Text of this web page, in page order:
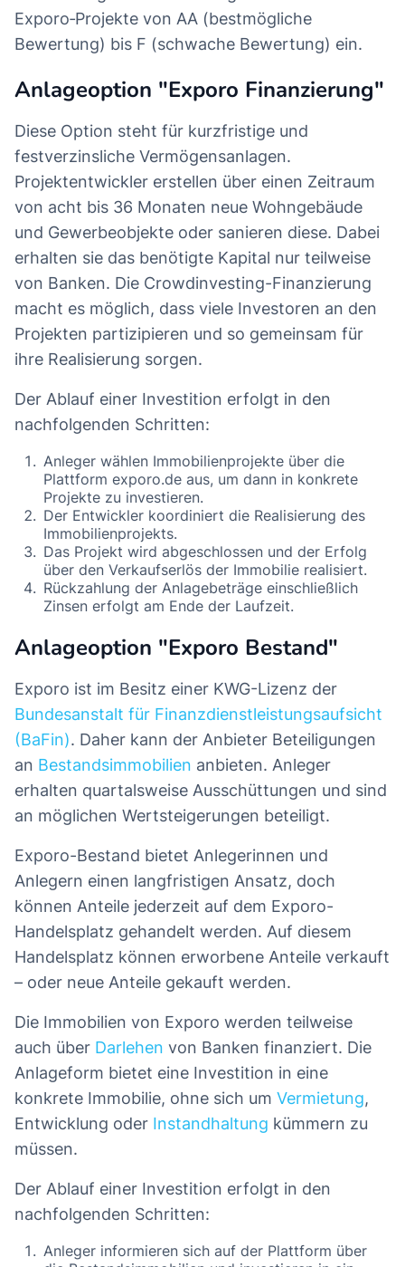
Exporo‑Projekte von AA (bestmögliche
Bewertung) bis F (schwache Bewertung) ein.
Anlageoption "Exporo Finanzierung"
Diese Option steht für kurzfristige und
festverzinsliche Vermögensanlagen.
Projektentwickler erstellen über einen Zeitraum
von acht bis 36 Monaten neue Wohngebäude
und Gewerbeobjekte oder sanieren diese. Dabei
erhalten sie das benötigte Kapital nur teilweise
von Banken. Die Crowdinvesting-Finanzierung
macht es möglich, dass viele Investoren an den
Projekten partizipieren und so gemeinsam für
ihre Realisierung sorgen.
Der Ablauf einer Investition erfolgt in den
nachfolgenden Schritten:
Anleger wählen Immobilienprojekte über die
Plattform exporo.de aus, um dann in konkrete
Projekte zu investieren.
Der Entwickler koordiniert die Realisierung des
Immobilienprojekts.
Das Projekt wird abgeschlossen und der Erfolg
über den Verkaufserlös der Immobilie realisiert.
Rückzahlung der Anlagebeträge einschließlich
Zinsen erfolgt am Ende der Laufzeit.
Anlageoption "Exporo Bestand"
Exporo ist im Besitz einer KWG-Lizenz der
Bundesanstalt für Finanzdienstleistungsaufsicht
(BaFin). Daher kann der Anbieter Beteiligungen
an Bestandsimmobilien anbieten. Anleger
erhalten quartalsweise Ausschüttungen und sind
an möglichen Wertsteigerungen beteiligt.
Exporo-Bestand bietet Anlegerinnen und
Anlegern einen langfristigen Ansatz, doch
können Anteile jederzeit auf dem Exporo-
Handelsplatz gehandelt werden. Auf diesem
Handelsplatz können erworbene Anteile verkauft
– oder neue Anteile gekauft werden.
Die Immobilien von Exporo werden teilweise
auch über Darlehen von Banken finanziert. Die
Anlageform bietet eine Investition in eine
konkrete Immobilie, ohne sich um Vermietung,
Entwicklung oder Instandhaltung kümmern zu
müssen.
Der Ablauf einer Investition erfolgt in den
nachfolgenden Schritten:
Anleger informieren sich auf der Plattform über